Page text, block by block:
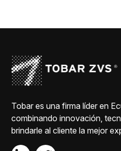
Tobar es una firma líder en
combinando innovación,
brindarle al cliente la mejor